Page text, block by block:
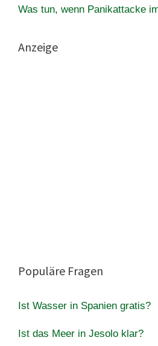
Was tun, wenn Panikattacke
Anzeige
Populäre Fragen
Ist Wasser in Spanien gratis?
Ist das Meer in Jesolo klar?